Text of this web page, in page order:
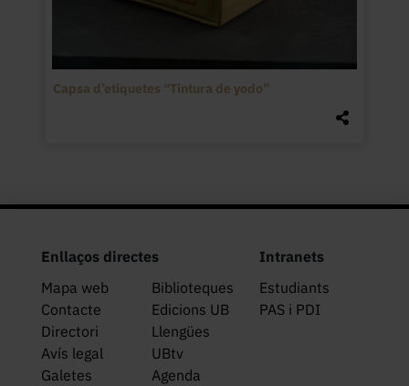
Capsa d’etiquetes “Tintura de yodo”
Enllaços directes
Mapa web
Biblioteques
Contacte
Edicions UB
Directori
Llengües
Avís legal
UBtv
Galetes
Agenda
Intranets
Estudiants
PAS i PDI